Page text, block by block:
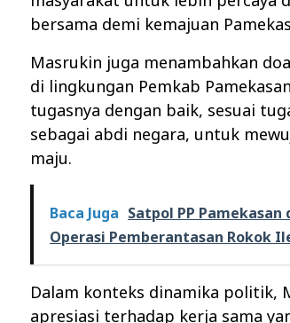
bersama demi kemajuan
Masrukin juga menambahkan
di lingkungan Pemkab
tugasnya dengan baik, sesuai
sebagai abdi negara, untuk
maju.
Baca Juga Satpol PP
Operasi Pemberantasan Rokok
Dalam konteks dinamika politik,
apresiasi terhadap kerja sama